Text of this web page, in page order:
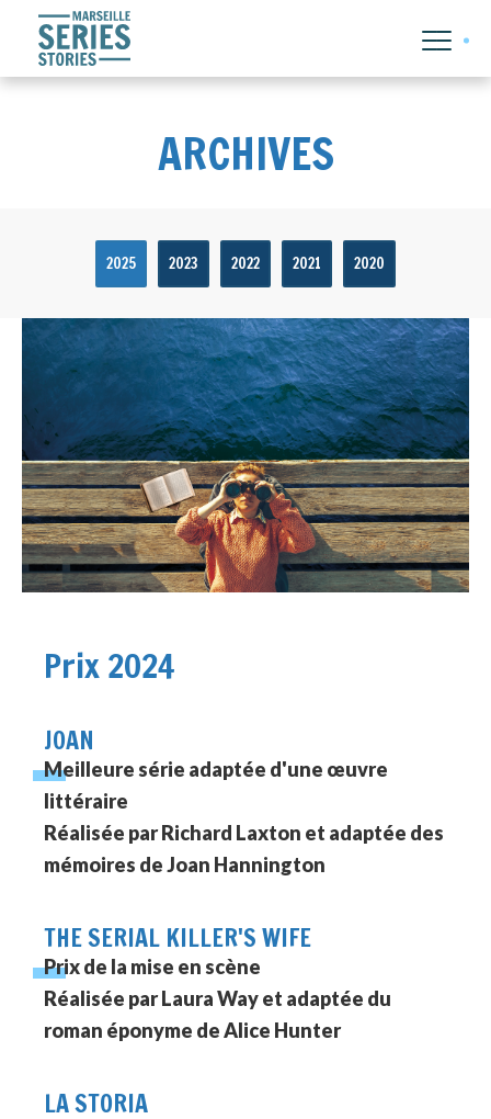
ARCHIVES
2025 2023 2022 2021 2020
Prix 2024
JOAN
Meilleure série adaptée d'une œuvre
littéraire
Réalisée par Richard Laxton et adaptée des
mémoires de Joan Hannington
THE SERIAL KILLER'S WIFE
Prix de la mise en scène
Réalisée par Laura Way et adaptée du
roman éponyme de Alice Hunter
LA STORIA